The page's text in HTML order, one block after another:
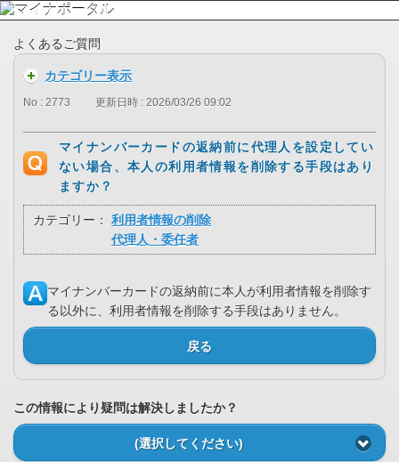
よくあるご質問
カテゴリー表示
No : 2773 更新日時 : 2026/03/26 09:02
マイナンバーカードの返納前に代理人を設定してい
ない場合、本人の利用者情報を削除する手段はあり
ますか？
カテゴリー：
利用者情報の削除
代理人・委任者
マイナンバーカードの返納前に本人が利用者情報を削除す
る以外に、利用者情報を削除する手段はありません。
戻る
この情報により疑問は解決しましたか？
(選択してください)